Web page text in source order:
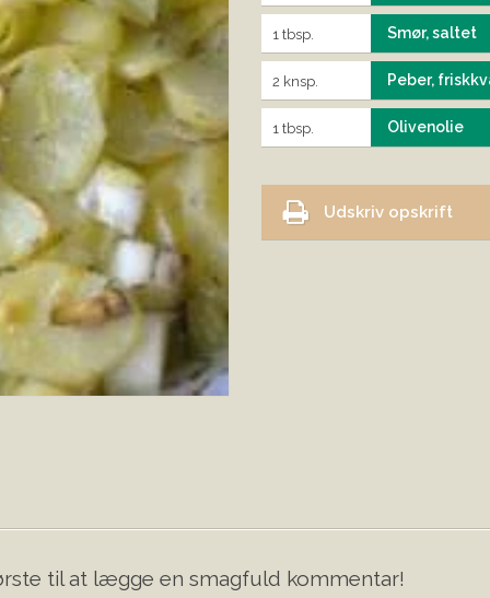
1 tbsp. Smør, saltet
2 knsp. Peber,
1 tbsp. Olivenolie
Udskriv opskrift
til at lægge en smagfuld kommentar!